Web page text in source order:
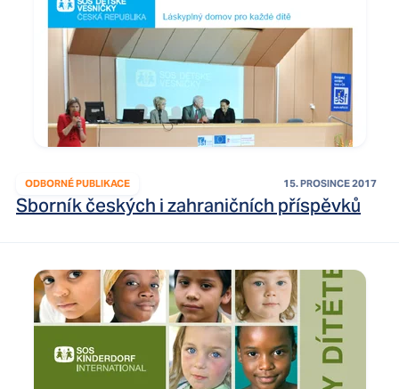
ODBORNÉ PUBLIKACE 15. PROSINCE 2017
Sborník českých i zahraničních příspěvků